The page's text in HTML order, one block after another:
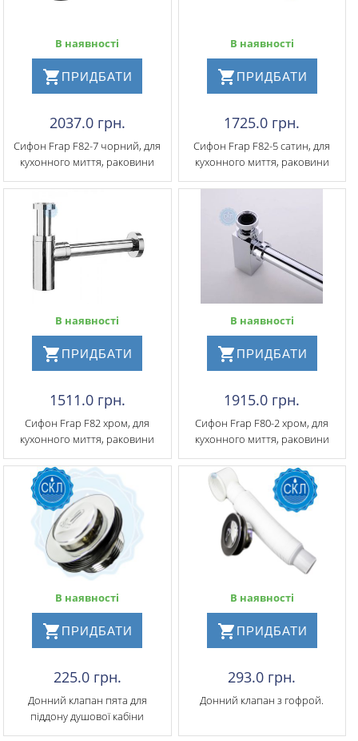
В наявності
ПРИДБАТИ
2037.0 грн.
Сифон Frap F82-7 чорний, для
кухонного миття, раковини
В наявності
ПРИДБАТИ
1725.0 грн.
Сифон Frap F82-5 сатин, для
кухонного миття, раковини
В наявності
ПРИДБАТИ
1511.0 грн.
Сифон Frap F82 хром, для
кухонного миття, раковини
В наявності
ПРИДБАТИ
1915.0 грн.
Сифон Frap F80-2 хром, для
кухонного миття, раковини
В наявності
ПРИДБАТИ
225.0 грн.
Донний клапан пята для
піддону душової кабіни
В наявності
ПРИДБАТИ
293.0 грн.
Донний клапан з гофрой.